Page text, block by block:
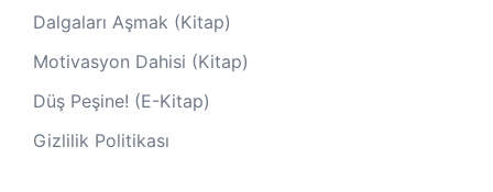
Dalgaları Aşmak (Kitap)
Motivasyon Dahisi (Kitap)
Düş Peşine! (E-Kitap)
Gizlilik Politikası